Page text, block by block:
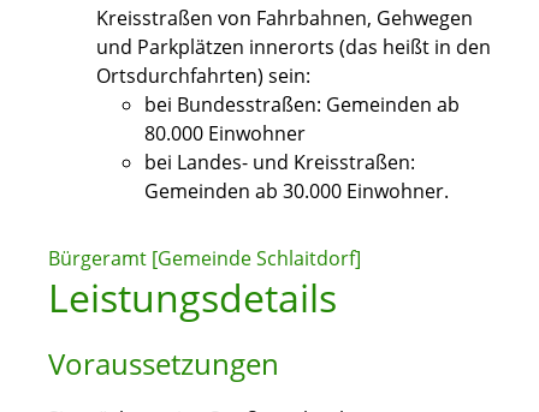
Kreisstraßen von Fahrbahnen, Gehwegen
und Parkplätzen innerorts (das heißt in den
Ortsdurchfahrten) sein:
bei Bundesstraßen: Gemeinden ab
80.000 Einwohner
bei Landes- und Kreisstraßen:
Gemeinden ab 30.000 Einwohner.
Bürgeramt [Gemeinde Schlaitdorf]
Leistungsdetails
Voraussetzungen